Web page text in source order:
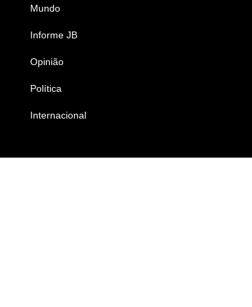
Mundo
Informe JB
Opinião
Política
Internacional